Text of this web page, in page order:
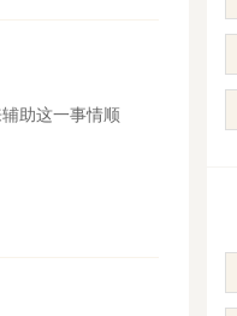
助这一事情顺